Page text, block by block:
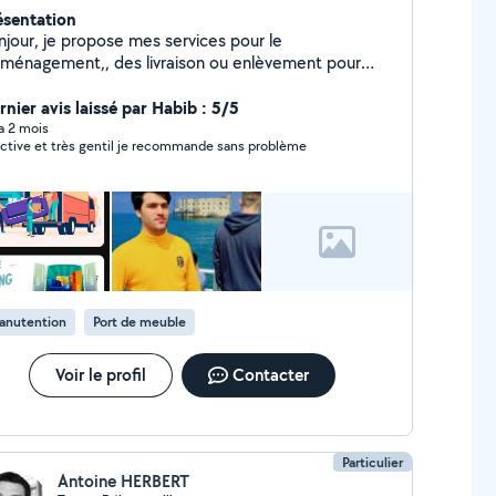
je propose mes services pour le
des livraison ou enlèvement pour
bcpavis laissé par Habib : 5/5
2 mois
et très gentil je recommande sans problème
Port de meuble
Voir le profil Contacter
Particulier
Antoine HERBERT